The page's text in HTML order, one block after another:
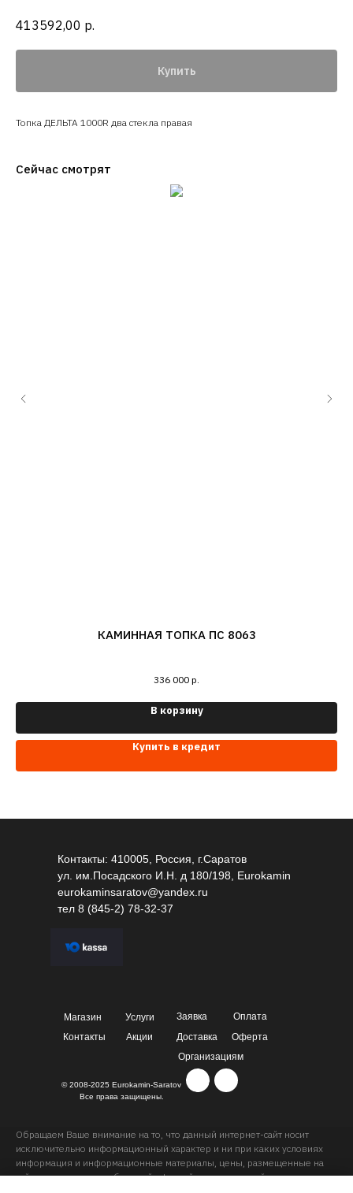
413592,00 р.
Купить
Топка ДЕЛЬТА 1000R два стекла правая
Сейчас смотрят
КАМИННАЯ ТОПКА ПС 8063
336 000 р.
В корзину
Купить в кредит
Контакты: 410005, Россия, г.Саратов
ул. им.Посадского И.Н. д 180/198, Eurokamin
eurokaminsaratov@yandex.ru
тел 8 (845-2) 78-32-37
Магазин
© 2008-2025 Eurokamin-Saratov
Все права защищены.
Услуги Заявка
Оплата
Акции
Контакты Доставка
Оферта
Организациям
Обращаем Ваше внимание на то, что данный интернет-сайт носит
исключительно информационный характер и ни при каких условиях
информация и информационные материалы, цены, размещенные на
сайте, не являются публичной офертой, определяемой положениями